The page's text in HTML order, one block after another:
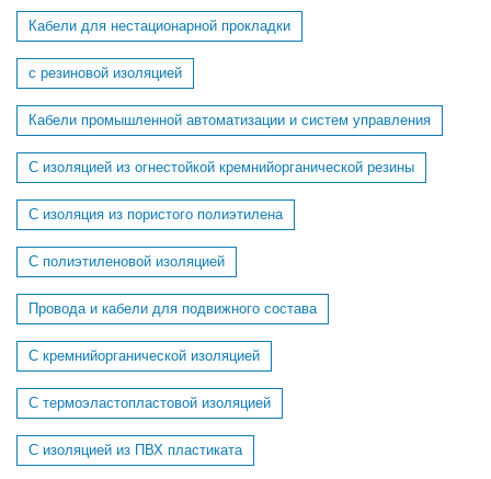
Кабели для нестационарной прокладки
с резиновой изоляцией
Кабели промышленной автоматизации и систем управления
С изоляцией из огнестойкой кремнийорганической резины
С изоляция из пористого полиэтилена
С полиэтиленовой изоляцией
Провода и кабели для подвижного состава
C кремнийорганической изоляцией
C термоэластопластовой изоляцией
С изоляцией из ПВХ пластиката